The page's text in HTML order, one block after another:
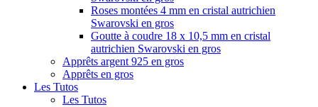
Roses montées 4 mm en cristal autrichien
Swarovski en gros
Goutte à coudre 18 x 10,5 mm en cristal
autrichien Swarovski en gros
Apprêts argent 925 en gros
Apprêts en gros
Les Tutos
Les Tutos